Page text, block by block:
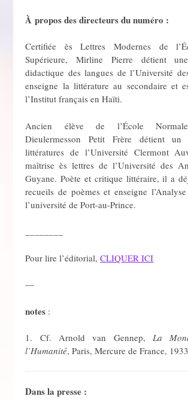
Àpropos des directeurs du numéro :
Certifiée ès Lettres Modernes de
Supérieure, Mirline Pierre détient
didactique des langues de l’Université
enseigne la littérature au secondaire et
l’Institut français en Haïti.
Ancien élève de l’École Normale
Dieulermesson Petit Frère détient
littératures de l’Université Clermont
maîtrise ès lettres de l’Université des
Guyane. Poète et critique littéraire, il a
recueils de poèmes et enseigne
l’université de Port-au-Prince.
Pour lire l’éditorial,CLIQUER ICI
—
notes :
1. Cf. Arnold van Gennep, La
l’Humanité, Paris, Mercure de France,
Dans la presse :